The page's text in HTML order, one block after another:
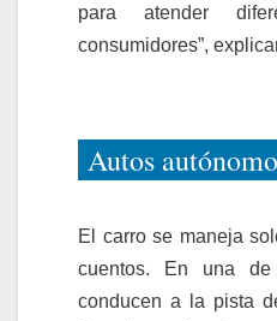
para atender
consumidores”,
Autos
El carro se maneja
cuentos. En una
conducen a la pista